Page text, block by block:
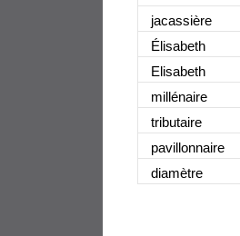
jacassière
Élisabeth
Elisabeth
millénaire
tributaire
pavillonnaire
diamètre